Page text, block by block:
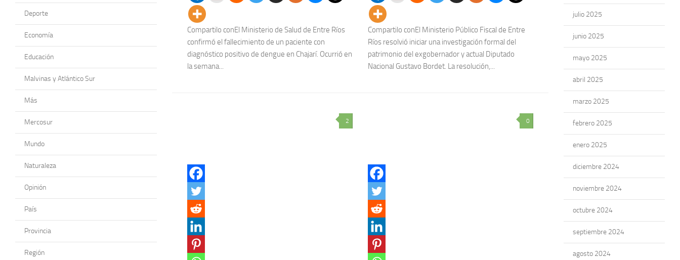
Compartilo conEl Ministerio de Salud de Entre Ríos
confirmó el fallecimiento de un paciente con
diagnóstico positivo de dengue en Chajarí. Ocurrió en
la semana...
Compartilo conEl Ministerio Público Fiscal de Entre
Ríos resolvió iniciar una investigación formal del
patrimonio del exgobernador y actual Diputado
Nacional Gustavo Bordet. La resolución,...
2 0
Deporte
Economía
Educación
Malvinas y Atlántico Sur
Más
Mercosur
Mundo
Naturaleza
Opinión
País
Provincia
Región
julio 2025
junio 2025
mayo 2025
abril 2025
marzo 2025
febrero 2025
enero 2025
diciembre 2024
noviembre 2024
octubre 2024
septiembre 2024
agosto 2024